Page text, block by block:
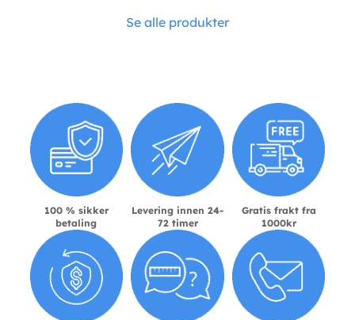
Se alle produkter
100 % sikker
betaling
Levering innen 24-
72 timer
Gratis frakt fra
1000kr